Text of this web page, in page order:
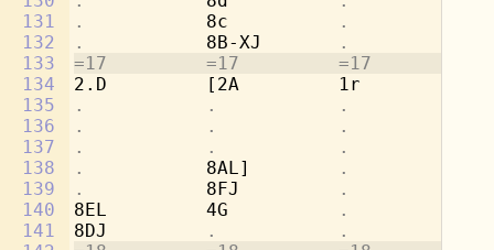
131
132
133
134
135
136
137
138
139
140
141
. 8c .
. 8B-XJ .
=17         =17         =17
2.D         [2A         1r
.           .           .
.           .           .
.           .           .
. 8AL] .
. 8FJ
.           .
8EL         4G
.           .
8DJ
.           .           .